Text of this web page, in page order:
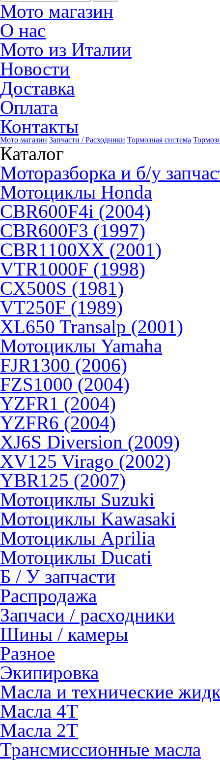
Мото магазин
О нас
Мото из Италии
Новости
Доставка
Оплата
Контакты
Мото магазин Запчасти / Расходники Тормозная система
Каталог
Моторазборка и б/у
Мотоциклы Honda
CBR600F4i (2004)
CBR600F3 (1997)
CBR1100XX (2001)
VTR1000F (1998)
CX500S (1981)
VT250F (1989)
XL650 Transalp (2001)
Мотоциклы Yamaha
FJR1300 (2006)
FZS1000 (2004)
YZFR1 (2004)
YZFR6 (2004)
XJ6S Diversion (2009)
XV125 Virago (2002)
YBR125 (2007)
Мотоциклы Suzuki
Мотоциклы Kawasaki
Мотоциклы Aprilia
Мотоциклы Ducati
Б / У запчасти
Распродажа
Запчаси / расходники
Шины / камеры
Разное
Экипировка
Масла и технические
Масла 4Т
Масла 2Т
Трансмиссионные масла